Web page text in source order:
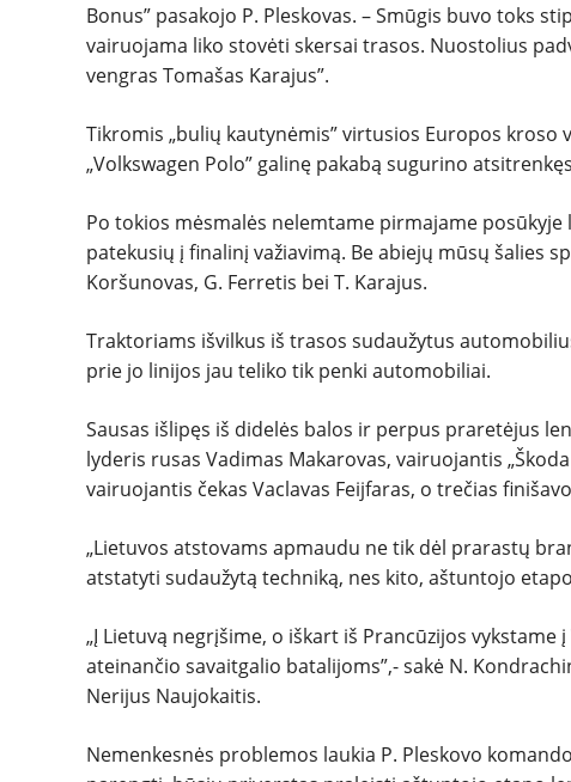
Bonus” pasakojo P. Pleskovas. – Smūgis buvo toks
vairuojama liko stovėti skersai trasos. Nuostolius
vengras Tomašas Karajus”.
Tikromis „bulių kautynėmis” virtusios Europos
„Volkswagen Polo” galinę pakabą sugurino
Po tokios mėsmalės nelemtame pirmajame
patekusių į finalinį važiavimą. Be abiejų mūsų šalies
Koršunovas, G. Ferretis bei T. Karajus.
Traktoriams išvilkus iš trasos sudaužytus
prie jo linijos jau teliko tik penki automobiliai.
Sausas išlipęs iš didelės balos ir perpus praretėjus
lyderis rusas Vadimas Makarovas, vairuojantis
vairuojantis čekas Vaclavas Feijfaras, o trečias
„Lietuvos atstovams apmaudu ne tik dėl prarastų
atstatyti sudaužytą techniką, nes kito, aštuntojo
„Į Lietuvą negrįšime, o iškart iš Prancūzijos
ateinančio savaitgalio batalijoms”,- sakė N.
Nerijus Naujokaitis.
Nemenkesnės problemos laukia P. Pleskovo